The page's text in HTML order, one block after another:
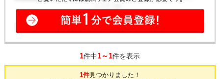
1件中1～1件を表示
1件見つかりました！